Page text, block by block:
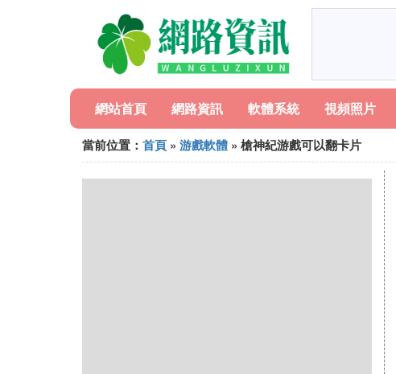
網站首頁 網路資訊 軟體系統 視頻照片
當前位置： 首頁 » 游戲軟體 » 槍神紀游戲可以翻卡片